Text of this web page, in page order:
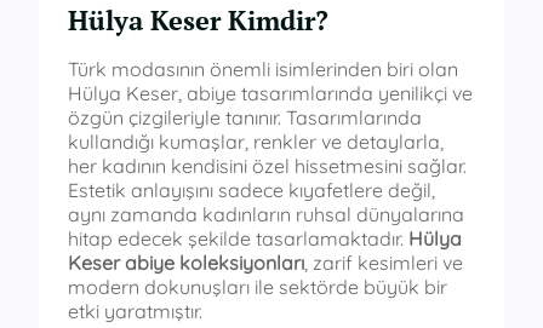
Hülya Keser Kimdir?
Türk modasının önemli isimlerinden biri olan
Hülya Keser, abiye tasarımlarında yenilikçi ve
özgün çizgileriyle tanınır. Tasarımlarında
kullandığı kumaşlar, renkler ve detaylarla,
her kadının kendisini özel hissetmesini sağlar.
Estetik anlayışını sadece kıyafetlere değil,
aynı zamanda kadınların ruhsal dünyalarına
hitap edecek şekilde tasarlamaktadır. Hülya
Keser abiye koleksiyonları , zarif kesimleri ve
modern dokunuşları ile sektörde büyük bir
etki yaratmıştır.